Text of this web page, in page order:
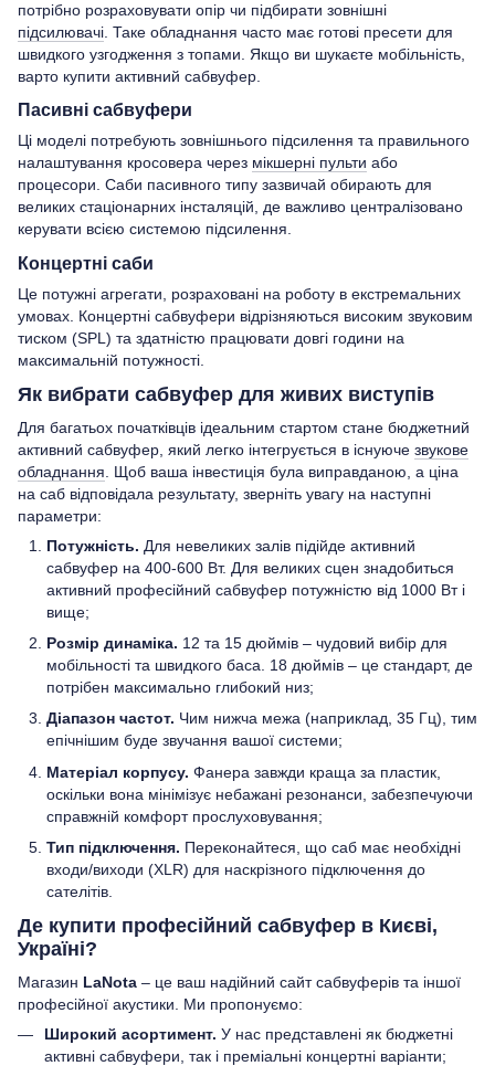
потрібно розраховувати опір чи підбирати зовнішні
підсилювачі . Таке обладнання часто має готові пресети для
швидкого узгодження з топами. Якщо ви шукаєте мобільність,
варто купити активний сабвуфер.
Пасивні сабвуфери
Ці моделі потребують зовнішнього підсилення та правильного
налаштування кросовера через мікшерні пульти або
процесори. Саби пасивного типу зазвичай обирають для
великих стаціонарних інсталяцій, де важливо централізовано
керувати всією системою підсилення.
Концертні саби
Це потужні агрегати, розраховані на роботу в екстремальних
умовах. Концертні сабвуфери відрізняються високим звуковим
тиском (SPL) та здатністю працювати довгі години на
максимальній потужності.
Як вибрати сабвуфер для живих виступів
Для багатьох початківців ідеальним стартом стане бюджетний
активний сабвуфер, який легко інтегрується в існуюче звукове
обладнання . Щоб ваша інвестиція була виправданою, а ціна
на саб відповідала результату, зверніть увагу на наступні
параметри:
Потужність. Для невеликих залів підійде активний
сабвуфер на 400-600 Вт. Для великих сцен знадобиться
активний професійний сабвуфер потужністю від 1000 Вт і
вище;
Розмір динаміка. 12 та 15 дюймів – чудовий вибір для
мобільності та швидкого баса. 18 дюймів – це стандарт, де
потрібен максимально глибокий низ;
Діапазон частот. Чим нижча межа (наприклад, 35 Гц), тим
епічнішим буде звучання вашої системи;
Матеріал корпусу. Фанера завжди краща за пластик,
оскільки вона мінімізує небажані резонанси, забезпечуючи
справжній комфорт прослуховування;
Тип підключення. Переконайтеся, що саб має необхідні
входи/виходи (XLR) для наскрізного підключення до
сателітів.
Де купити професійний сабвуфер в Києві,
Україні?
Магазин LaNota – це ваш надійний сайт сабвуферів та іншої
професійної акустики. Ми пропонуємо:
Широкий асортимент. У нас представлені як бюджетні
активні сабвуфери, так і преміальні концертні варіанти;